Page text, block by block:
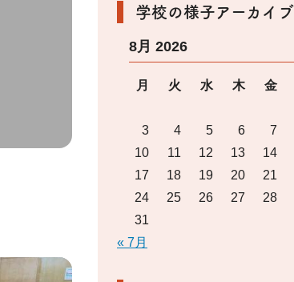
学校の様子アーカイブ
8月 2026
月 火 水 木 金
3
4 5 6 7
10
11 12 13 14
17
18 19 20 21
24
25 26 27 28
31
« 7月